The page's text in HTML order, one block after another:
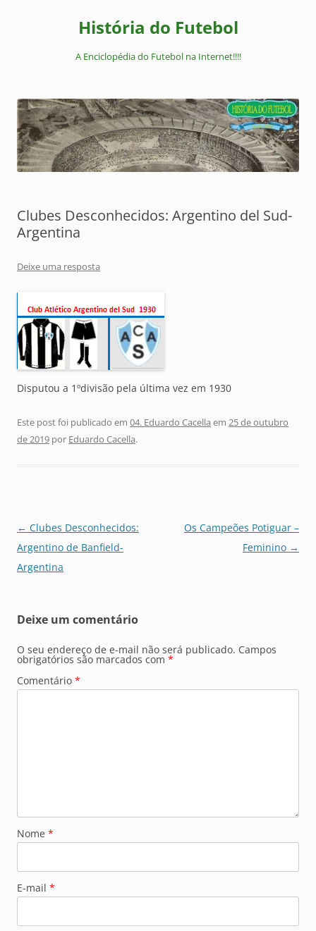
História do Futebol
A Enciclopédia do Futebol na Internet!!!!
Clubes Desconhecidos: Argentino del Sud-
Argentina
Deixe uma resposta
Disputou a 1ºdivisão pela última vez em 1930
Este post foi publicado em 04. Eduardo Cacella em 25 de outubro
de 2019 por Eduardo Cacella.
Navegação
de
posts
← Clubes Desconhecidos:
Argentino de Banfield-
Argentina
Os Campeões Potiguar –
Feminino →
Deixe um comentário
O seu endereço de e-mail não será publicado. Campos
obrigatórios são marcados com *
Comentário *
Nome *
E-mail *